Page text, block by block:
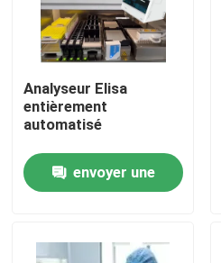
Analyseur Elisa
entièrement
automatisé
envoyer une